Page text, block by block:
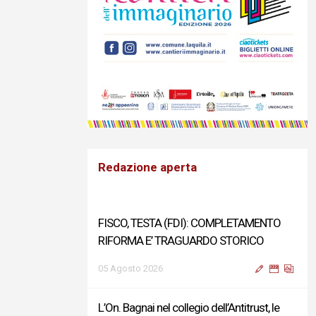
Redazione aperta
FISCO, TESTA (FDI): COMPLETAMENTO
RIFORMA E’ TRAGUARDO STORICO
05 Agosto 2026
L’On. Bagnai nel collegio dell’Antitrust, le